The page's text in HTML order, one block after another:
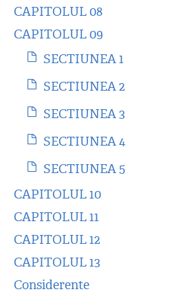
CAPITOLUL 08
CAPITOLUL 09
SECTIUNEA 1
SECTIUNEA 2
SECTIUNEA 3
SECTIUNEA 4
SECTIUNEA 5
CAPITOLUL 10
CAPITOLUL 11
CAPITOLUL 12
CAPITOLUL 13
Considerente